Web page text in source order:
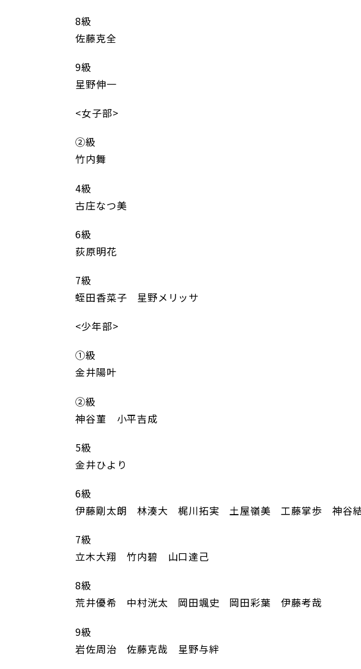
8級
佐藤克全
9級
星野伸一
<女子部>
②級
竹内舞
4級
古庄なつ美
6級
荻原明花
7級
蛭田香菜子 星野メリッサ
<少年部>
①級
金井陽叶
②級
神谷菫 小平吉成
5級
金井ひより
6級
伊藤剛太朗 林湊大 梶川拓実 土屋嶺美 工藤掌歩 神谷
7級
立木大翔 竹内碧 山口達己
8級
荒井優希 中村洸太 岡田颯史 岡田彩葉 伊藤考哉
9級
岩佐周治 佐藤克哉 星野与絆